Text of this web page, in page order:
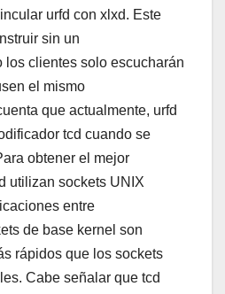
urfd con xlxd. Este
sin un
los clientes solo escucharán
el mismo
que actualmente, urfd
tcd cuando se
obtener el mejor
utilizan sockets UNIX
entre
de base kernel son
rápidos que los sockets
Cabe señalar que tcd